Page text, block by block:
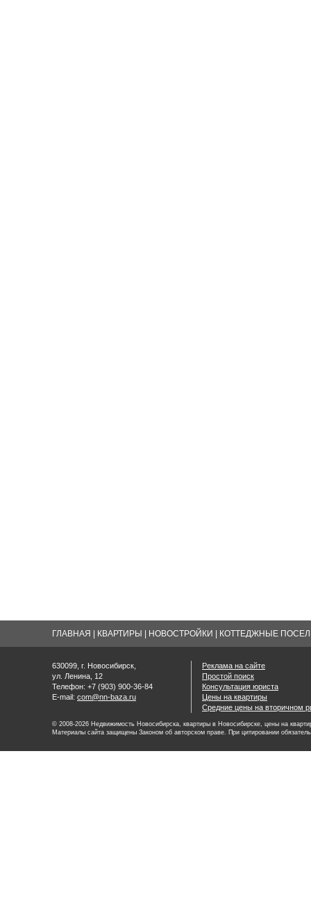
ГЛАВНАЯ КВАРТИРЫ НОВОСТРОЙКИ КОТТЕДЖНЫЕ
630099, г. Новосибирск,
ул. Ленина, 12
Телефон: +7 (903) 900-36-84
E-mail: com@nn-baza.ru
Реклама на сайте
Простой поиск
Консультация юриста
Цены на квартиры
Средние цены на вторичном
© 2008-2026 Недвижимость Новосибирска, квартиры в Новосибирске, цены на
Материалы сайта защищены Законом об авторском праве. При цитировании